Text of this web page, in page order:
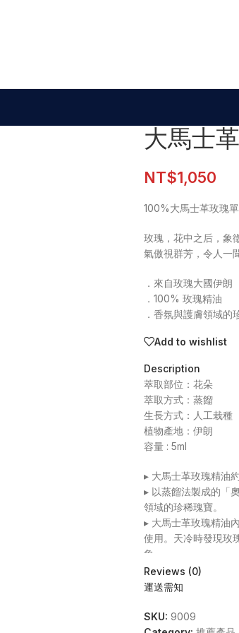
大馬士
NT$1,050
100%大馬士革玫瑰
玫瑰，花中之后，象
氣傲視群芳，令人一
．來自玫瑰大國伊朗
．100% 玫瑰精油
．香氛與護膚領域的
Add to wishlist
Description
萃取部位：花朵
萃取方式：蒸餾
生長方式：人工栽種
植物產地：伊朗
容量 : 5ml
▸ 大馬士革玫瑰精油
▸ 以蒸餾法製成的「
領域的珍稀瑰寶。
▸ 大馬士革玫瑰精油
使用。天冷時發現玫
象。
▸ 植物的孕育受季節
同。這也是大自然無
BUY NOW
Reviews (0)
運送需知
SKU: 9009